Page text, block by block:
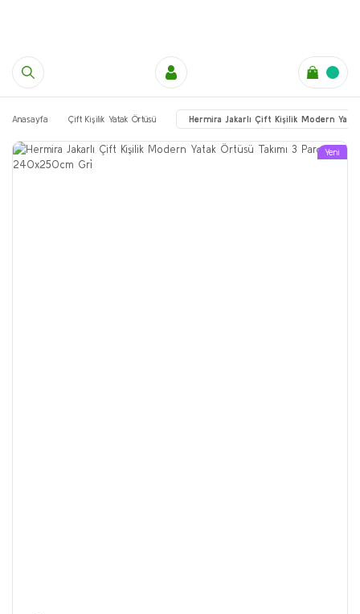
Anasayfa Çift Kişilik Yatak Örtüsü Hermira Jakarlı Çift Kişilik Modern
Yeni